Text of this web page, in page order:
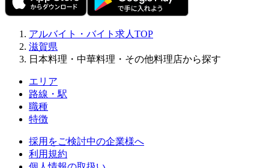
アルバイト・バイト求人TOP
滋賀県
日本料理・中華料理・その他料理店から探す
エリア
路線・駅
職種
特徴
採用をご検討中の企業様へ
利用規約